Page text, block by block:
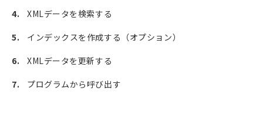
XMLデータを検索する
インデックスを作成する（オプション）
XMLデータを更新する
プログラムから呼び出す